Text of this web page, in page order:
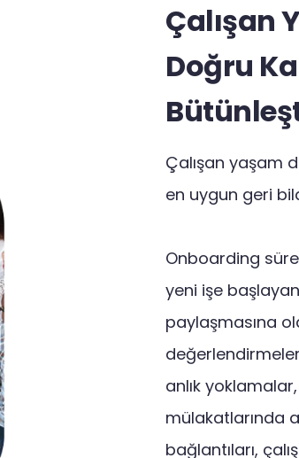
Çalışan
Doğru
Çalışan yaşam
en uygun geri
Onboarding
yeni işe
paylaşmasına
anlık yoklamalar,
mülakatlarında
bağlantıları,